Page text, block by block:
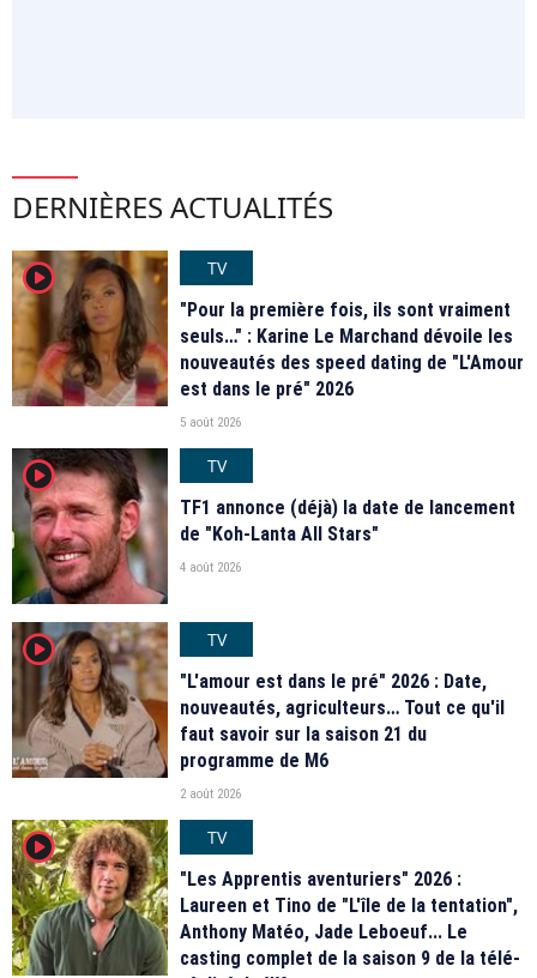
DERNIÈRES ACTUALITÉS
player2
TV
"Pour la première fois, ils sont vraiment
seuls…" : Karine Le Marchand dévoile les
nouveautés des speed dating de "L'Amour
est dans le pré" 2026
5 août 2026
player2
TV
TF1 annonce (déjà) la date de lancement
de "Koh-Lanta All Stars"
4 août 2026
player2
TV
"L'amour est dans le pré" 2026 : Date,
nouveautés, agriculteurs… Tout ce qu'il
faut savoir sur la saison 21 du
programme de M6
2 août 2026
player2
TV
"Les Apprentis aventuriers" 2026 :
Laureen et Tino de "L'île de la tentation",
Anthony Matéo, Jade Leboeuf... Le
casting complet de la saison 9 de la télé-